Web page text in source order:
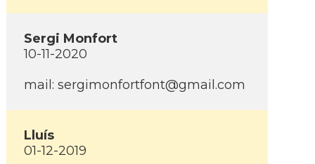
Sergi Monfort
10-11-2020
mail: sergimonfortfont@gmail.com
Lluís
01-12-2019